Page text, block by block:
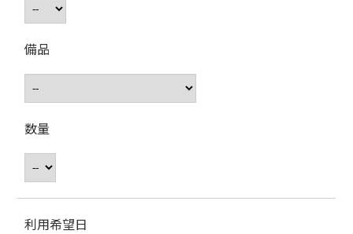
備品
数量
利用希望日